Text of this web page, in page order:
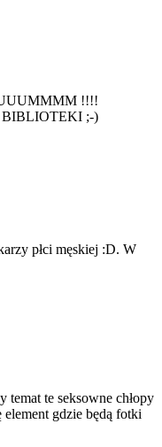
!!!!
BIBLIOTEKI ;-)
płci męskiej :D. W
te seksowne chłopy
gdzie będą fotki